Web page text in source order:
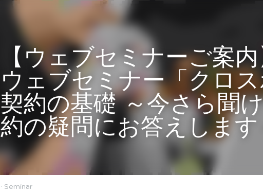
【ウェブセミナーご案
ェブセミナー「クロス
約の基礎 ～今さら聞け
の疑問にお答えします～
2024年8月1日